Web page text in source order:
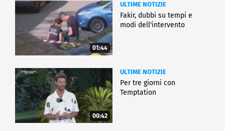
01:44
ULTIME NOTIZIE
Fakir, dubbi su tempi e
modi dell'intervento
00:42
ULTIME NOTIZIE
Per tre giorni con
Temptation